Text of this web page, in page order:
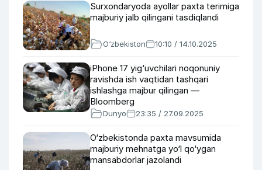
Surxondaryoda ayollar paxta terimiga
majburiy jalb qilingani tasdiqlandi
O‘zbekiston 10:10 / 14.10.2025
iPhone 17 yig‘uvchilari noqonuniy
ravishda ish vaqtidan tashqari
ishlashga majbur qilingan —
Bloomberg
Dunyo 23:35 / 27.09.2025
O‘zbekistonda paxta mavsumida
majburiy mehnatga yo‘l qo‘ygan
mansabdorlar jazolandi